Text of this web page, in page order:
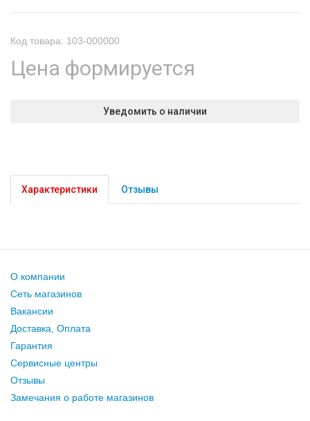
Код товара: 103-000000
Цена формируется
Уведомить о наличии
Характеристики Отзывы
О компании
Сеть магазинов
Вакансии
Доставка, Оплата
Гарантия
Сервисные центры
Отзывы
Замечания о работе магазинов